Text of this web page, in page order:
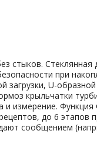
стыков. Стеклянная
при
загрузки, U-
крыльчатки
и измерение.
до 6 этапов
сообщением